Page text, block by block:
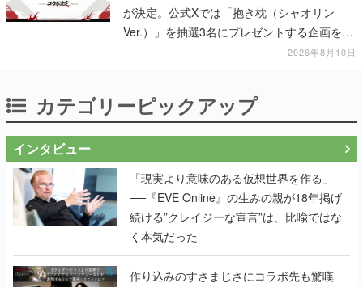
カテゴリーピックアップ
「現実より意味のある仮想世界を作る」
──『EVE Online』の生みの親が18年掲げ
く本気だった
作り込みのすさまじさにコラボ先も驚嘆
──『Wizardry Variants Daphne』
×『FFXI』コラボが期間限定なのにジョブ
もキャラも武器も戦闘システムもワンオフ